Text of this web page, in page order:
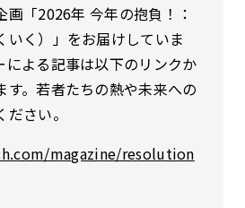
画「2026年 今年の抱負！：
いく）」をお届けしていま
による記事は以下のリンクか
す。若者たちの熱や未来への
さい。
magazine/resolution